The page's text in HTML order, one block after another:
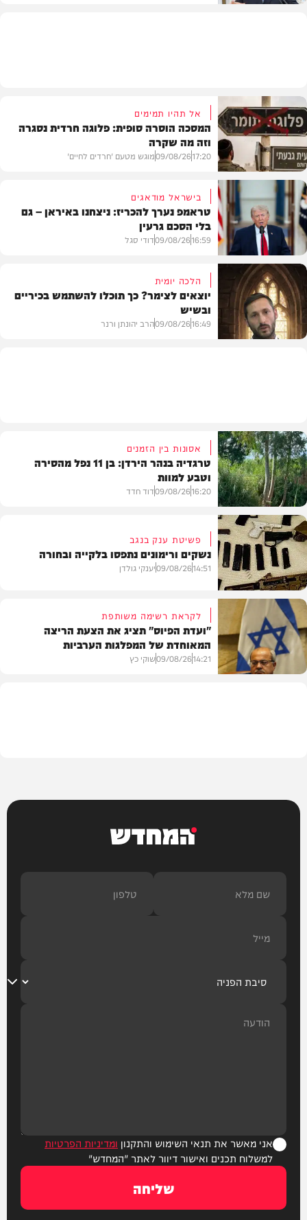
דעות
אל תהיו תמימים
המסכה הוסרה סופית: פלוגה חרדית נסגרה
וזה מה שקרה
17:20
09/08/26מוגש מטעם 'חרדים לחיים'
בעולם
בישראל מודאגים
טראמפ נערך להכריז: ניצחנו באיראן – גם
בלי הסכם גרעין
16:59
09/08/26דודי סגל
הלכה יומית
יוצאים לצימר? כך תוכלו להשתמש בכיריים
ובשיש
16:49
09/08/26הרב יהונתן ורנר
בארץ
אסונות בין הזמנים
טרגדיה בנהר הירדן: בן 11 נפל מהסירה
וטבע למוות
16:20
09/08/26דוד חדד
משטרה
פשיטת ענק בנגב
נשקים ורימונים נתפסו בלקייה ובחורה
14:51
09/08/26יענקי גולדן
לקראת רשימה משותפת
"ועדת הפיוס" תציג את הצעת הריצה
המאוחדת של המפלגות הערביות
14:21
09/08/26שוקי כץ
המחדש
אני מאשר את תנאי השימוש והתקנון ומדיניות הפרטיות
למשלוח תכנים ואישור דיוור לאתר "המחדש"
שליחה